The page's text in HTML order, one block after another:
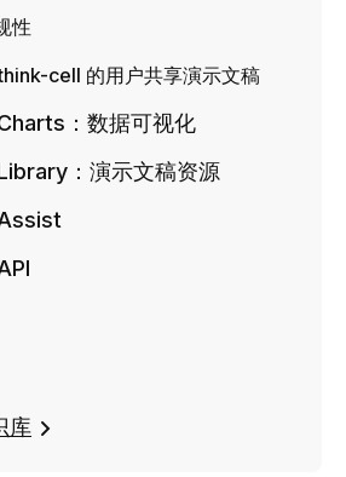
性
cell 的用户共享演示文稿
：数据可视化
：演示文稿资源
库